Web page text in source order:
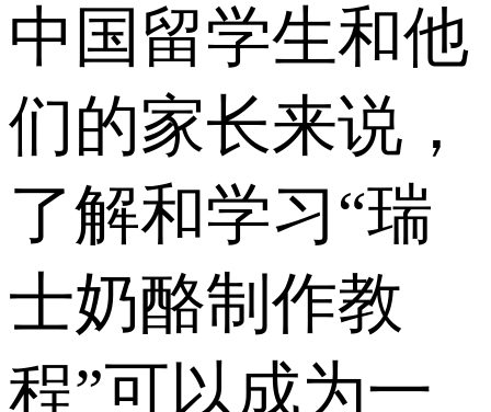
中国留学生和他
们的家长来说，
了解和学习“瑞
士奶酪制作教
程”可以成为一